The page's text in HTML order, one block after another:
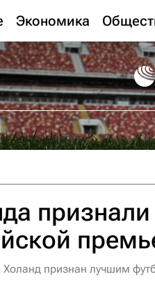
Экономика
признан лучшим